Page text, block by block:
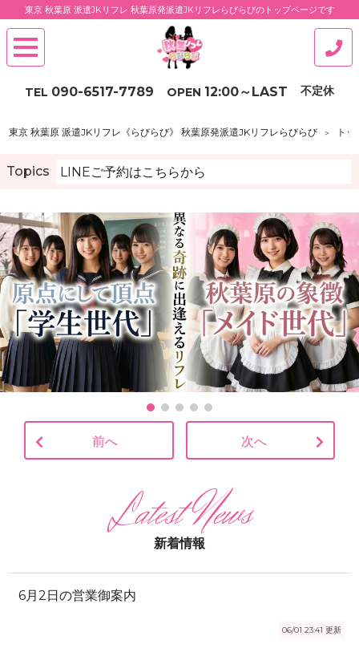
東京 秋葉原 派遣JKリフレ 秋葉原発派遣JKリフレらびらびのトップページです
TEL 090-6517-7789 OPEN 12:00～LAST 不定休
東京 秋葉原 派遣JKリフレ《らびらび》 秋葉原発派遣JKリフレらびらび ト
Topics LINEご予約はこちらから
前へ 次へ
新着情報
6月2日の営業御案内
06/01 23:41 更新